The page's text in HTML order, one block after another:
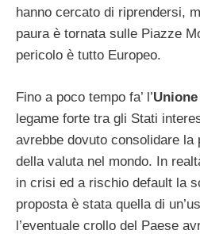
hanno cercato di riprendersi,
paura è tornata sulle Piazze
pericolo è tutto Europeo.
Fino a poco tempo fa’ l’
legame forte tra gli Stati
avrebbe dovuto consolidare la
della valuta nel mondo. In
in crisi ed a rischio default la
proposta è stata quella di
l’eventuale crollo del Paese